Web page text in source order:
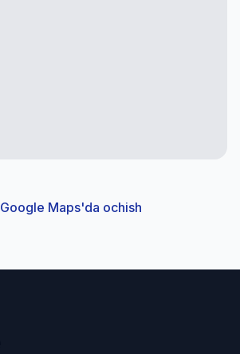
Google Maps'da ochish